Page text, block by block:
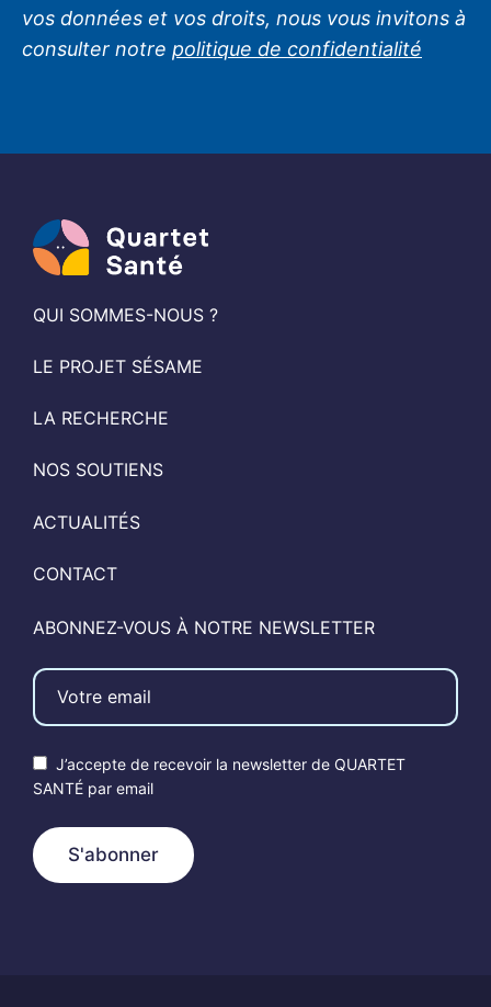
vos données et vos droits, nous vous invitons à
consulter notre politique de confidentialité
QUI SOMMES-NOUS ?
LE PROJET SÉSAME
LA RECHERCHE
NOS SOUTIENS
ACTUALITÉS
CONTACT
ABONNEZ-VOUS À NOTRE NEWSLETTER
J’accepte de recevoir la newsletter de QUARTET
SANTÉ par email